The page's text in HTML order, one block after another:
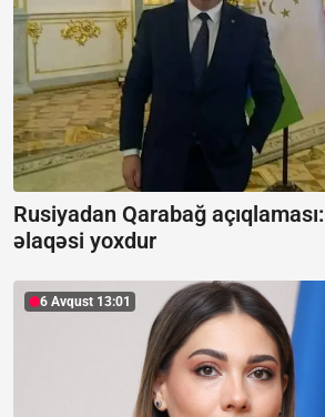
Rusiyadan Qarabağ açıqlaması:
əlaqəsi yoxdur
6 Avqust 13:01